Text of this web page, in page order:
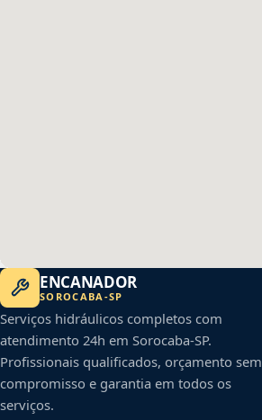
ENCANADOR
SOROCABA -SP
Serviços hidráulicos completos com
atendimento 24h em Sorocaba-SP.
Profissionais qualificados, orçamento sem
compromisso e garantia em todos os
serviços.